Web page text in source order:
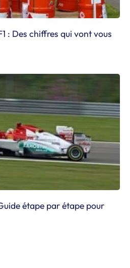
: Des chiffres qui vont vous
étape par étape pour